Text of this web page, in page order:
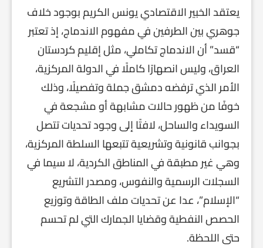
يعتقد الخبير الاقتصادي يونس الكريم بوجود خلاف
جوهري بين الطرفين في مفهوم الاندماج، إذ تعتبر
“قسد” أن الاندماج تكاملي، مثل إقليم كردستان
العراق، وليس انصهارًا كاملًا في الدولة المركزية،
الأمر الذي ترفضه دمشق جملة وتفصيلًا، وذلك
خوفًا من ظهور حالات مشابهة أو مشجعة في
السويداء والساحل، لافتًا إلى وجود تحديات تتصل
بجوانب قانونية وتشريعية تتبعها السلطة المركزية،
وهي غير مطبقة في المناطق الكردية، لا سيما في
السجلات الرسمية والنفوس، ومصدر التشريع
“الإسلام”، عدا عن تحديات ملف الطاقة وتوزيع
الحصص النفطية وقضايا الجمارك التي لم تحسم
حتى اللحظة.